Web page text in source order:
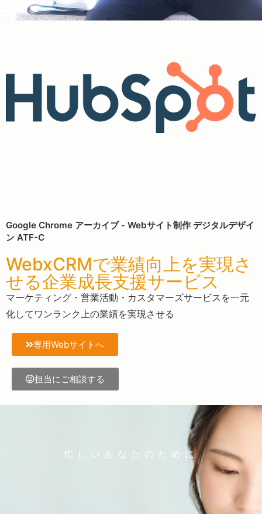
Google Chrome アーカイブ - Webサイト制作 デジタルデザイ
ン ATF-C
WebxCRMで業績向上を実現さ
せる企業成長支援サービス
マーケティング・営業活動・カスタマーズサービスを一元
化してワンランク上の業績を実現させる
専用Webサイトへ
担当にご相談する
忙しいあなたのために